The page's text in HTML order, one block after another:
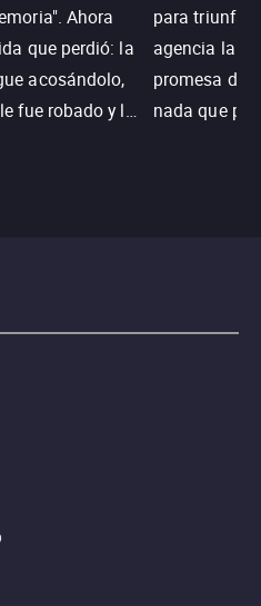
Ahora
que perdió: la
acosándolo,
fue robado y la
para triunfar
agencia la
promesa de
nada que